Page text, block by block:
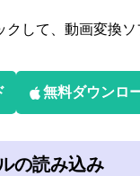
して、動画変換ソ
無料ダウンロ
の読み込み